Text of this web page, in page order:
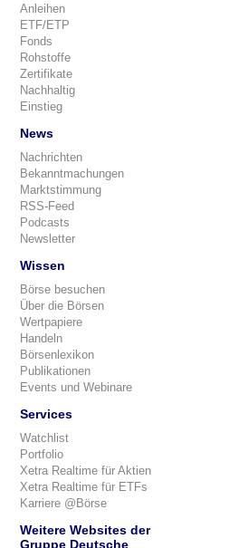
Anleihen
ETF/ETP
Fonds
Rohstoffe
Zertifikate
Nachhaltig
Einstieg
News
Nachrichten
Bekanntmachungen
Marktstimmung
RSS-Feed
Podcasts
Newsletter
Wissen
Börse besuchen
Über die Börsen
Wertpapiere
Handeln
Börsenlexikon
Publikationen
Events und Webinare
Services
Watchlist
Portfolio
Xetra Realtime für Aktien
Xetra Realtime für ETFs
Karriere @Börse
Weitere Websites der
Gruppe Deutsche